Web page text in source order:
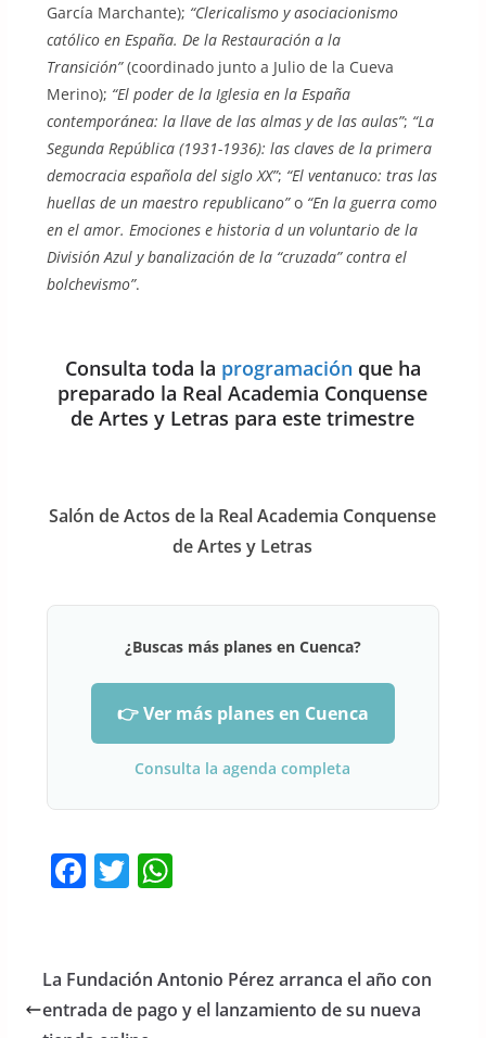
García Marchante); “Clericalismo y asociacionismo
católico en España. De la Restauración a la
Transición”(coordinado junto a Julio de la Cueva
Merino); “El poder de la Iglesia en la España
contemporánea: la llave de las almas y de las aulas”; “La
Segunda República (1931-1936): las claves de la primera
democracia española del siglo XX”; “El ventanuco: tras las
huellas de un maestro republicano”o “En la guerra como
en el amor. Emociones e historia d un voluntario de la
División Azul y banalización de la “cruzada” contra el
bolchevismo”.
Consulta toda la programación que ha
preparado la Real Academia Conquense
de Artes y Letras para este trimestre
Salón de Actos de la Real Academia Conquense
de Artes y Letras
¿Buscas más planes en Cuenca?
👉 Ver más planes en Cuenca
Consulta la agenda completa
F
e
b
T
er
W
s
A
La Fundación Antonio Pérez arranca el año con
entrada de pago y el lanzamiento de su nueva